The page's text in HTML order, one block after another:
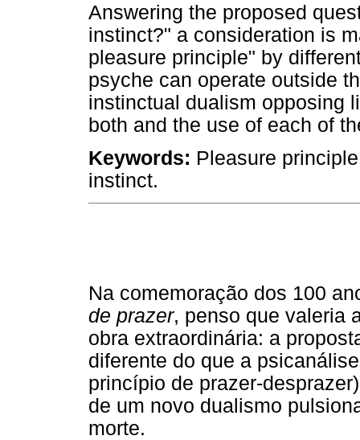
Answering the proposed
instinct?" a consideration is
pleasure principle" by
psyche can operate outside
instinctual dualism opposing
both and the use of each of
Keywords: Pleasure
instinct.
Na comemoração dos 100
de prazer, penso que valeria
obra extraordinária: a
diferente do que a
princípio de prazer-
de um novo dualismo
morte.